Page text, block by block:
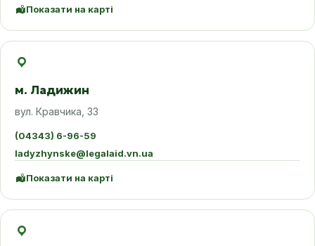
Показати на карті
м. Ладижин
вул. Кравчика, 33
(04343) 6-96-59
ladyzhynske@legalaid.vn.ua
Показати на карті